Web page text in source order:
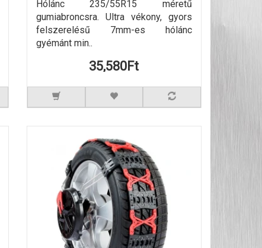
Hólánc 235/55R15 méretű
gumiabroncsra. Ultra vékony, gyors
felszerelésű 7mm-es hólánc
gyémánt min..
35,580Ft